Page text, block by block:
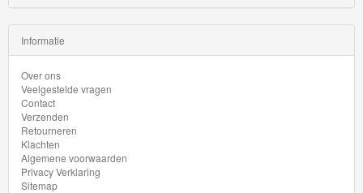
Informatie
Over ons
Veelgestelde vragen
Contact
Verzenden
Retourneren
Klachten
Algemene voorwaarden
Privacy Verklaring
Sitemap